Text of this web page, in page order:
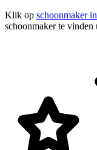
Klik op schoonmaker
schoonmaker te